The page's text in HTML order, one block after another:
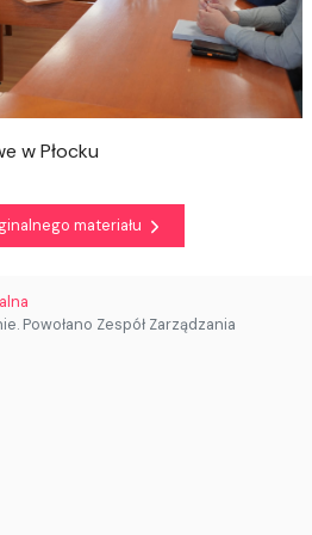
w Płocku
materiału
Powołano Zespół Zarządzania